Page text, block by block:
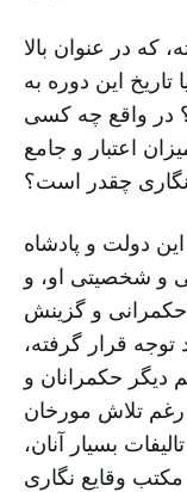
که در عنوان بالا
این دوره به
واقع چه کسی
اعتبار و جامع
نگاری چقدر است؟
دولت و پادشاه
و شخصیتی او، و
و گزینش
قرار گرفته،
دیگر حکمرانان و
رغم تلاش مورخان
بسیار آنان،
مکتب وقایع نگاری